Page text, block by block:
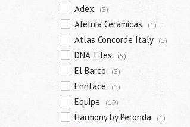
Adex (3)
Aleluia Ceramicas (1)
Atlas Concorde Italy (1)
DNA Tiles (5)
El Barco (3)
Ennface (1)
Equipe (19)
Harmony by Peronda
(1)